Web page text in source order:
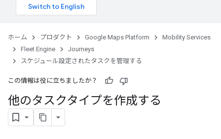
ホーム プロダクト Google Maps Platform
Mobility Services
Fleet Engine
Journeys
スケジュール設定されたタスクを管理する
この情報は役に立ちましたか？
他のタスクタイプを作成する